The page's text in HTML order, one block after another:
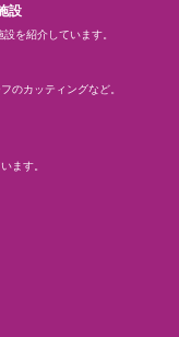
設
を紹介しています。
のカッティングなど。
ます。